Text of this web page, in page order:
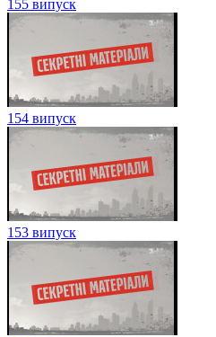
155 випуск
154 випуск
153 випуск